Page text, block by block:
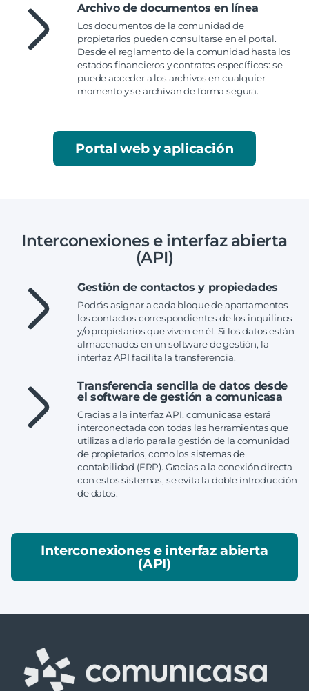
Archivo de documentos en línea
Los documentos de la comunidad de
propietarios pueden consultarse en el portal.
Desde el reglamento de la comunidad hasta los
estados financieros y contratos específicos: se
puede acceder a los archivos en cualquier
momento y se archivan de forma segura.
Portal web y aplicación
Interconexiones e interfaz abierta
(API)
Gestión de contactos y propiedades
Podrás asignar a cada bloque de apartamentos
los contactos correspondientes de los inquilinos
y/o propietarios que viven en él. Si los datos están
almacenados en un software de gestión, la
interfaz API facilita la transferencia.
Transferencia sencilla de datos desde
el software de gestión a comunicasa
Gracias a la interfaz API, comunicasa estará
interconectada con todas las herramientas que
utilizas a diario para la gestión de la comunidad
de propietarios, como los sistemas de
contabilidad (ERP). Gracias a la conexión directa
con estos sistemas, se evita la doble introducción
de datos.
Interconexiones e interfaz abierta
(API)